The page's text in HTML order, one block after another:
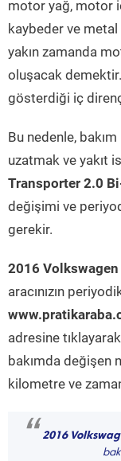
motor yağ, motor
kaybeder ve
yakın zamanda
oluşacak demektir.
gösterdiği iç
Bu nedenle,
uzatmak ve yakıt
Transporter 2.0
değişimi ve
gerekir.
2016
aracınızın
adresine
bakımda değişen
kilometre ve
“ 2016